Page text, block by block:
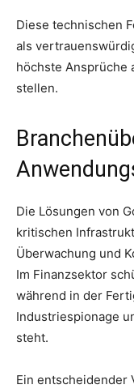
Diese technischen
als
höchste Ansprüche
stellen.
Die Lösungen von
kritischen
Überwachung und
Im Finanzsektor
während in der
Industriespionage
steht.
Ein entscheidender